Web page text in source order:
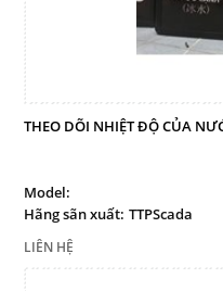
THEO DÕI NHIỆT ĐỘ CỦA
Model:
Hãng sãn xuất: TTPScada
LIÊN HỆ